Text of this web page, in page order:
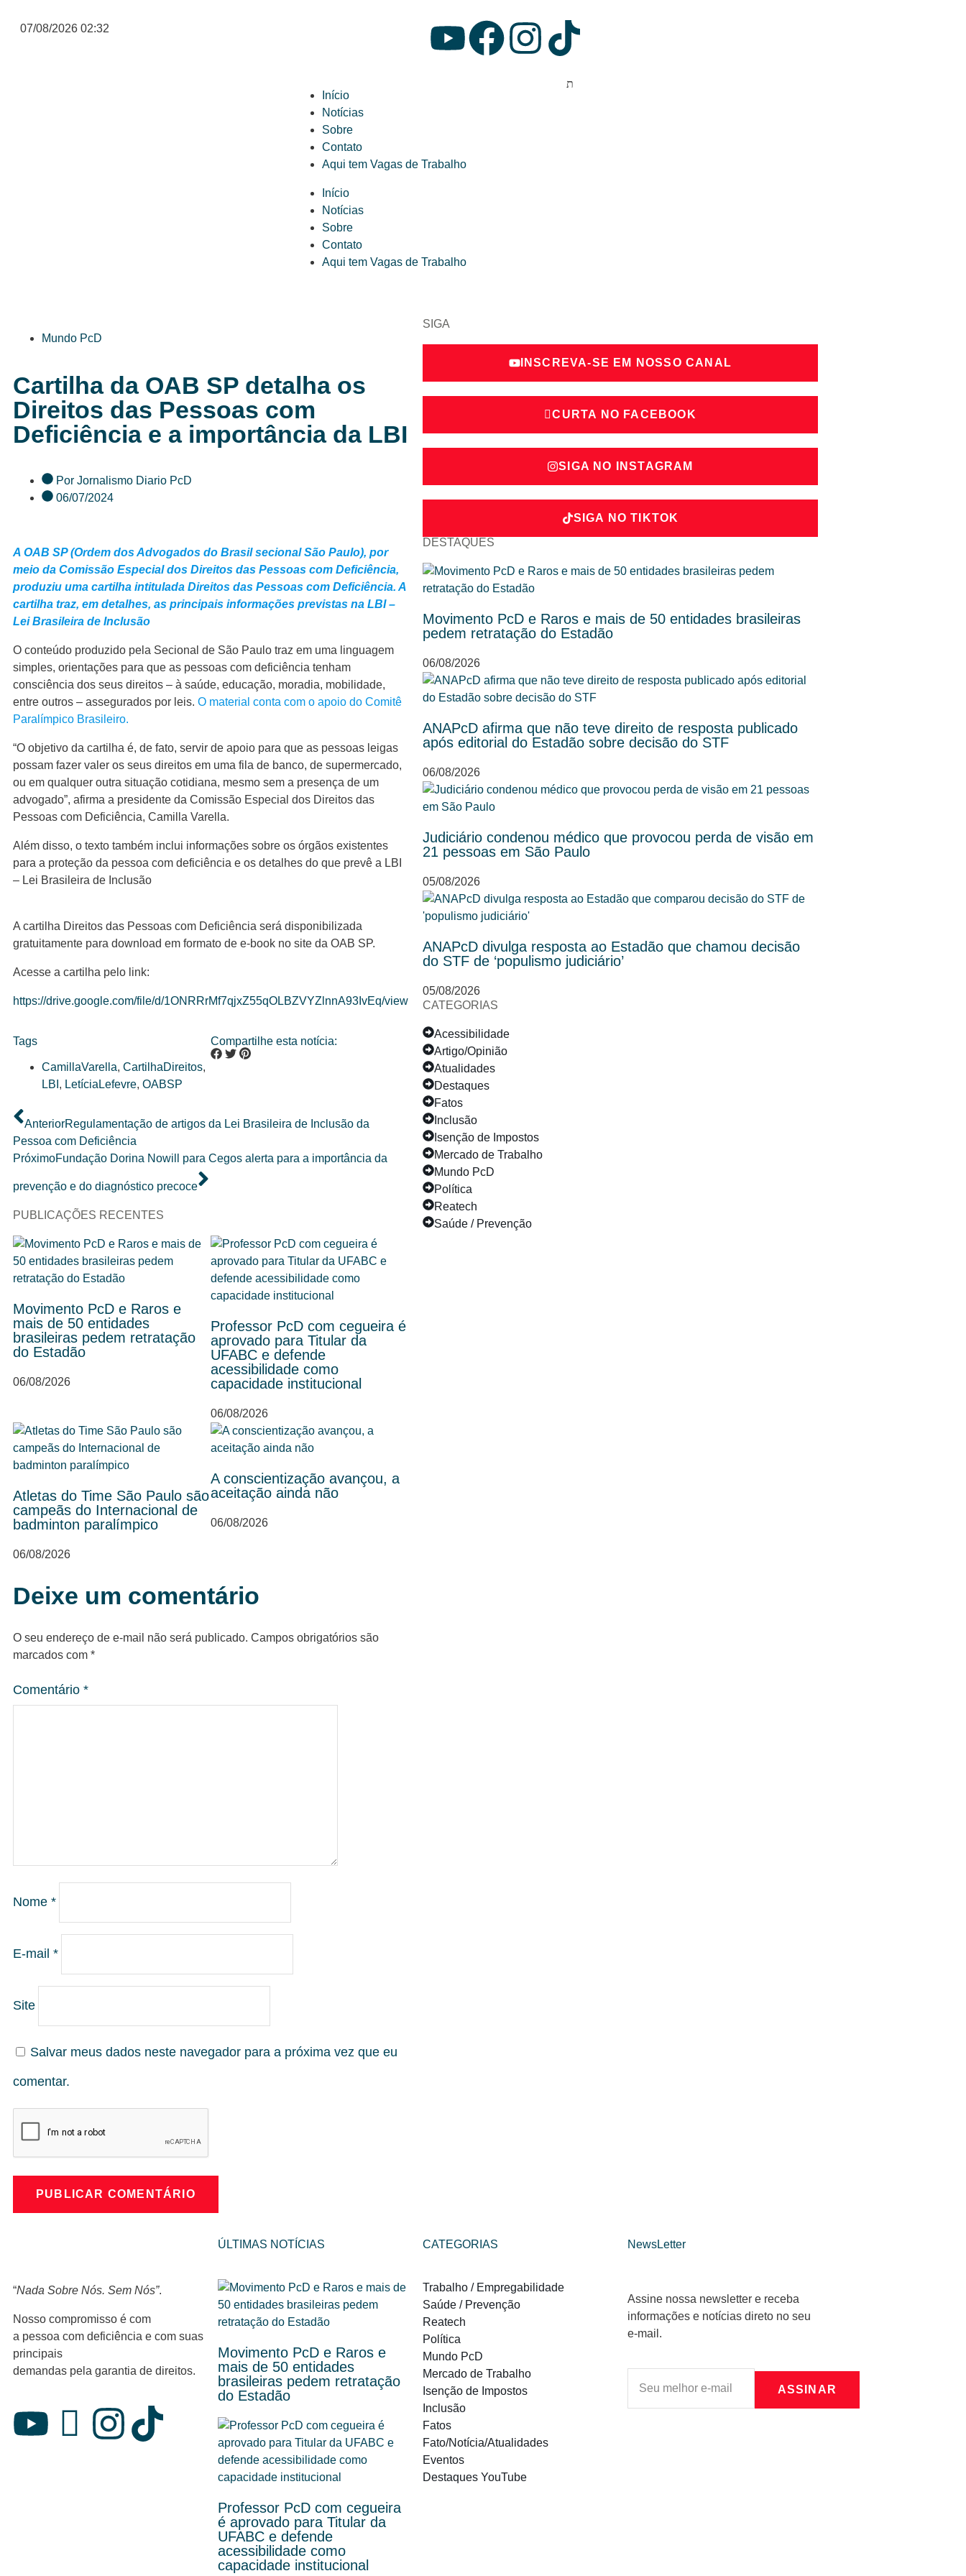
07/08/2026 02:32
Início
Notícias
Sobre
Contato
Aqui tem Vagas de Trabalho
Início
Notícias
Sobre
Contato
Aqui tem Vagas de Trabalho
Mundo PcD
Cartilha da OAB SP detalha os
Direitos das Pessoas com
Deficiência e a importância da LBI
Por Jornalismo Diario PcD
06/07/2024
A OAB SP (Ordem dos Advogados do Brasil secional São Paulo), por
meio da Comissão Especial dos Direitos das Pessoas com Deficiência,
produziu uma cartilha intitulada Direitos das Pessoas com Deficiência. A
cartilha traz, em detalhes, as principais informações previstas na LBI –
Lei Brasileira de Inclusão
O conteúdo produzido pela Secional de São Paulo traz em uma linguagem
simples, orientações para que as pessoas com deficiência tenham
consciência dos seus direitos – à saúde, educação, moradia, mobilidade,
entre outros – assegurados por leis. O material conta com o apoio do Comitê
Paralímpico Brasileiro.
“O objetivo da cartilha é, de fato, servir de apoio para que as pessoas leigas
possam fazer valer os seus direitos em uma fila de banco, de supermercado,
ou em qualquer outra situação cotidiana, mesmo sem a presença de um
advogado”, afirma a presidente da Comissão Especial dos Direitos das
Pessoas com Deficiência, Camilla Varella.
Além disso, o texto também inclui informações sobre os órgãos existentes
para a proteção da pessoa com deficiência e os detalhes do que prevê a LBI
– Lei Brasileira de Inclusão
A cartilha Direitos das Pessoas com Deficiência será disponibilizada
gratuitamente para download em formato de e-book no site da OAB SP.
Acesse a cartilha pelo link:
https://drive.google.com/file/d/1ONRRrMf7qjxZ55qOLBZVYZlnnA93IvEq/view
Tags
CamillaVarella, CartilhaDireitos,
LBI , LetíciaLefevre, OABSP
Compartilhe esta notícia:
AnteriorRegulamentação de artigos da Lei Brasileira de Inclusão da
Pessoa com Deficiência
PróximoFundação Dorina Nowill para Cegos alerta para a importância da
prevenção e do diagnóstico precoce
PUBLICAÇÕES RECENTES
Movimento PcD e Raros e
mais de 50 entidades
brasileiras pedem retratação
do Estadão
06/08/2026
Professor PcD com cegueira é
aprovado para Titular da
UFABC e defende
acessibilidade como
capacidade institucional
06/08/2026
Atletas do Time São Paulo são
campeãs do Internacional de
badminton paralímpico
06/08/2026
A conscientização avançou, a
aceitação ainda não
06/08/2026
Deixe um comentário
O seu endereço de e-mail não será publicado. Campos obrigatórios são
marcados com *
Comentário *
Nome *
E-mail *
Site
Salvar meus dados neste navegador para a próxima vez que eu
comentar.
SIGA
INSCREVA-SE EM NOSSO CANAL
CURTA NO FACEBOOK
SIGA NO INSTAGRAM
SIGA NO TIKTOK
DESTAQUES
Movimento PcD e Raros e mais de 50 entidades brasileiras
pedem retratação do Estadão
06/08/2026
ANAPcD afirma que não teve direito de resposta publicado
após editorial do Estadão sobre decisão do STF
06/08/2026
Judiciário condenou médico que provocou perda de visão em
21 pessoas em São Paulo
05/08/2026
ANAPcD divulga resposta ao Estadão que chamou decisão
do STF de ‘populismo judiciário’
05/08/2026
CATEGORIAS
Acessibilidade
Artigo/Opinião
Atualidades
Destaques
Fatos
Inclusão
Isenção de Impostos
Mercado de Trabalho
Mundo PcD
Política
Reatech
Saúde / Prevenção
“Nada Sobre Nós. Sem Nós”.
Nosso compromisso é com
a pessoa com deficiência e com suas
principais
demandas pela garantia de direitos.
ÚLTIMAS NOTÍCIAS
Movimento PcD e Raros e
mais de 50 entidades
brasileiras pedem retratação
do Estadão
Professor PcD com cegueira
é aprovado para Titular da
UFABC e defende
acessibilidade como
capacidade institucional
CATEGORIAS
Trabalho / Empregabilidade
Saúde / Prevenção
Reatech
Política
Mundo PcD
Mercado de Trabalho
Isenção de Impostos
Inclusão
Fatos
Fato/Notícia/Atualidades
Eventos
Destaques YouTube
NewsLetter
Assine nossa newsletter e receba
informações e notícias direto no seu
e-mail.
ASSINAR